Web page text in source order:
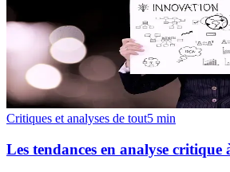
Critiques et analyses de tout5 min
Les tendances en analyse critique